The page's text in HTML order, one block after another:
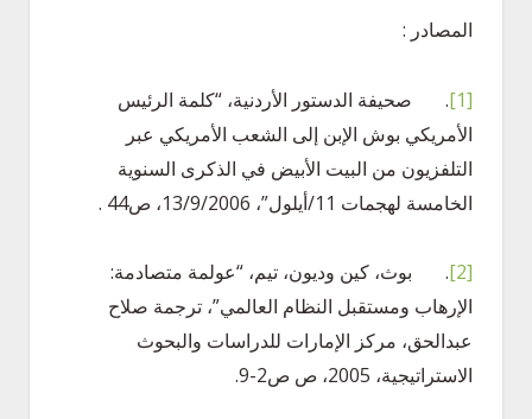
المصادر :
[1]
. صحيفة الدستور الأردنية، “كلمة الرئيس
الأمريكي بوش الإبن إلى الشعب الأمريكي عبر
التلفزيون من البيت الأبيض في الذكرى السنوية
الخامسة لهجمات 11/أيلول”، 13/9/2006، ص44 .
[2]
. بوث، كين وديون، تيم، “عولمة متصادمة:
الإرهاب ومستقبل النظام العالمي”، ترجمة صلاح
عبدالحق، مركز الإمارات للدراسات والبحوث
الاستراتيجية، 2005، ص ص2-9.